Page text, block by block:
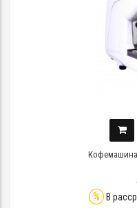
Кофемашина
% В